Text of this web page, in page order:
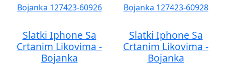
Slatki Iphone Sa
Crtanim Likovima -
Bojanka
Slatki Iphone Sa
Crtanim Likovima -
Bojanka